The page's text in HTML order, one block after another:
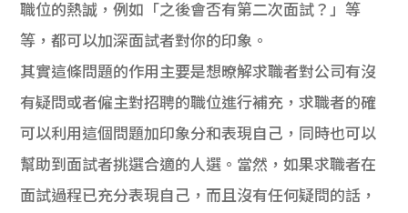
職位的熱誠，例如「之後會否有第二次面試？」等
等，都可以加深面試者對你的印象。
其實這條問題的作用主要是想暸解求職者對公司有沒
有疑問或者僱主對招聘的職位進行補充，求職者的確
可以利用這個問題加印象分和表現自己，同時也可以
幫助到面試者挑選合適的人選。當然，如果求職者在
面試過程已充分表現自己，而且沒有任何疑問的話，